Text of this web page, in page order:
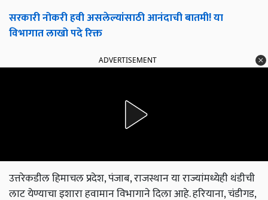
सरकारी नोकरी हवी असलेल्यांसाठी आनंदाची बातमी! या
विभागात लाखो पदे रिक्त
ADVERTISEMENT
उत्तरेकडील हिमाचल प्रदेश, पंजाब, राजस्थान या राज्यांमध्येही थंडीची
लाट येण्याचा इशारा हवामान विभागाने दिला आहे. हरियाना, चंडीगड,